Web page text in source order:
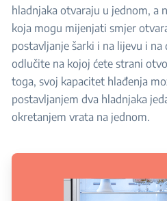
hladnjaka otvaraju u jednom, a
koja mogu mijenjati smjer
postavljanje šarki i na lijevu i na
odlučite na kojoj ćete strani
toga, svoj kapacitet hlađenja
postavljanjem dva hladnjaka
okretanjem vrata na jednom.